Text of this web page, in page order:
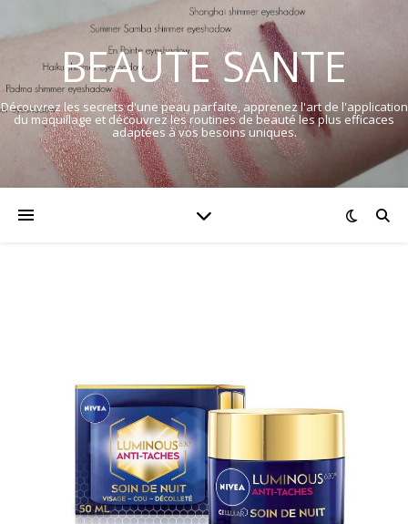
BEAUTE SANTE
Découvrez les secrets d'une peau parfaite, apprenez l'art de l'application
du maquillage et découvrez les routines de beauté les plus efficaces
adaptées à vos besoins uniques.